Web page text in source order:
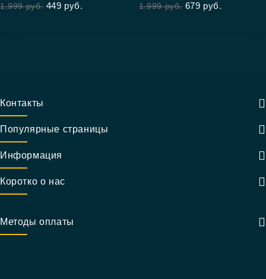
1,999руб. 449 руб.
1,999руб. 679 руб.
Контакты
Популярные страницы
Информация
Коротко о нас
Методы оплаты